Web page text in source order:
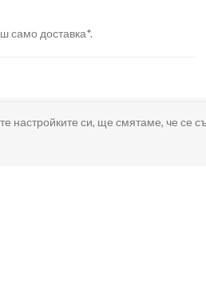
само доставка*.
настройките си, ще смятаме, че се